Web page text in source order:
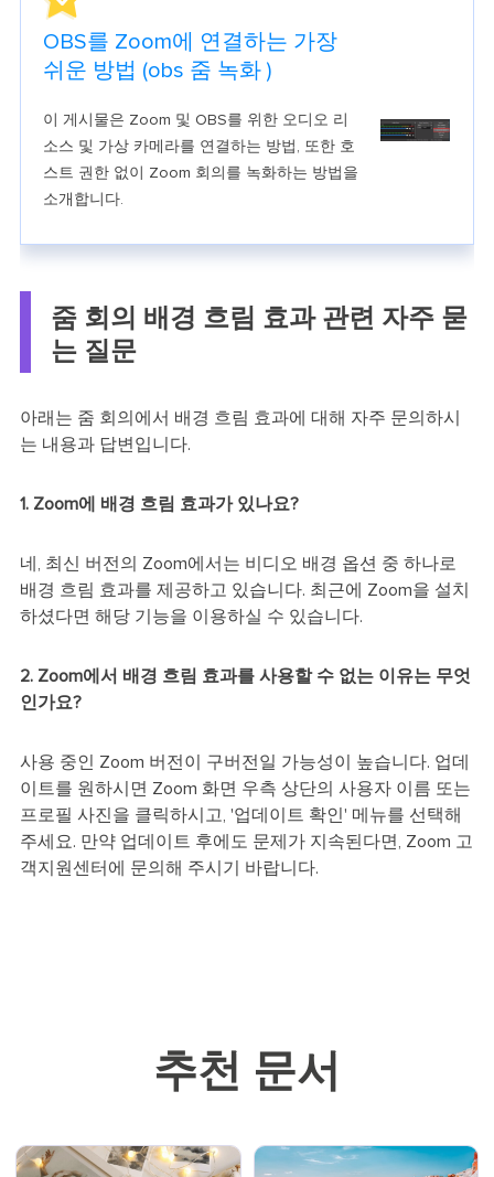
OBS를 Zoom에 연결하는 가장
쉬운 방법 (obs 줌 녹화 )
이 게시물은 Zoom 및 OBS를 위한 오디오 리
소스 및 가상 카메라를 연결하는 방법, 또한 호
스트 권한 없이 Zoom 회의를 녹화하는 방법을
소개합니다.
줌 회의 배경 흐림 효과 관련 자주 묻
는 질문
아래는 줌 회의에서 배경 흐림 효과에 대해 자주 문의하시
는 내용과 답변입니다.
1. Zoom에 배경 흐림 효과가 있나요?
네, 최신 버전의 Zoom에서는 비디오 배경 옵션 중 하나로
배경 흐림 효과를 제공하고 있습니다. 최근에 Zoom을 설치
하셨다면 해당 기능을 이용하실 수 있습니다.
2. Zoom에서 배경 흐림 효과를 사용할 수 없는 이유는 무엇
인가요?
사용 중인 Zoom 버전이 구버전일 가능성이 높습니다. 업데
이트를 원하시면 Zoom 화면 우측 상단의 사용자 이름 또는
프로필 사진을 클릭하시고, '업데이트 확인' 메뉴를 선택해
주세요. 만약 업데이트 후에도 문제가 지속된다면, Zoom 고
객지원센터에 문의해 주시기 바랍니다.
추천 문서